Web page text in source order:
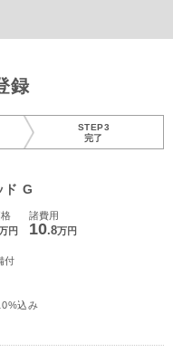
録
STEP3
完了
ド G
円
諸費用
10.8万円
付
込み